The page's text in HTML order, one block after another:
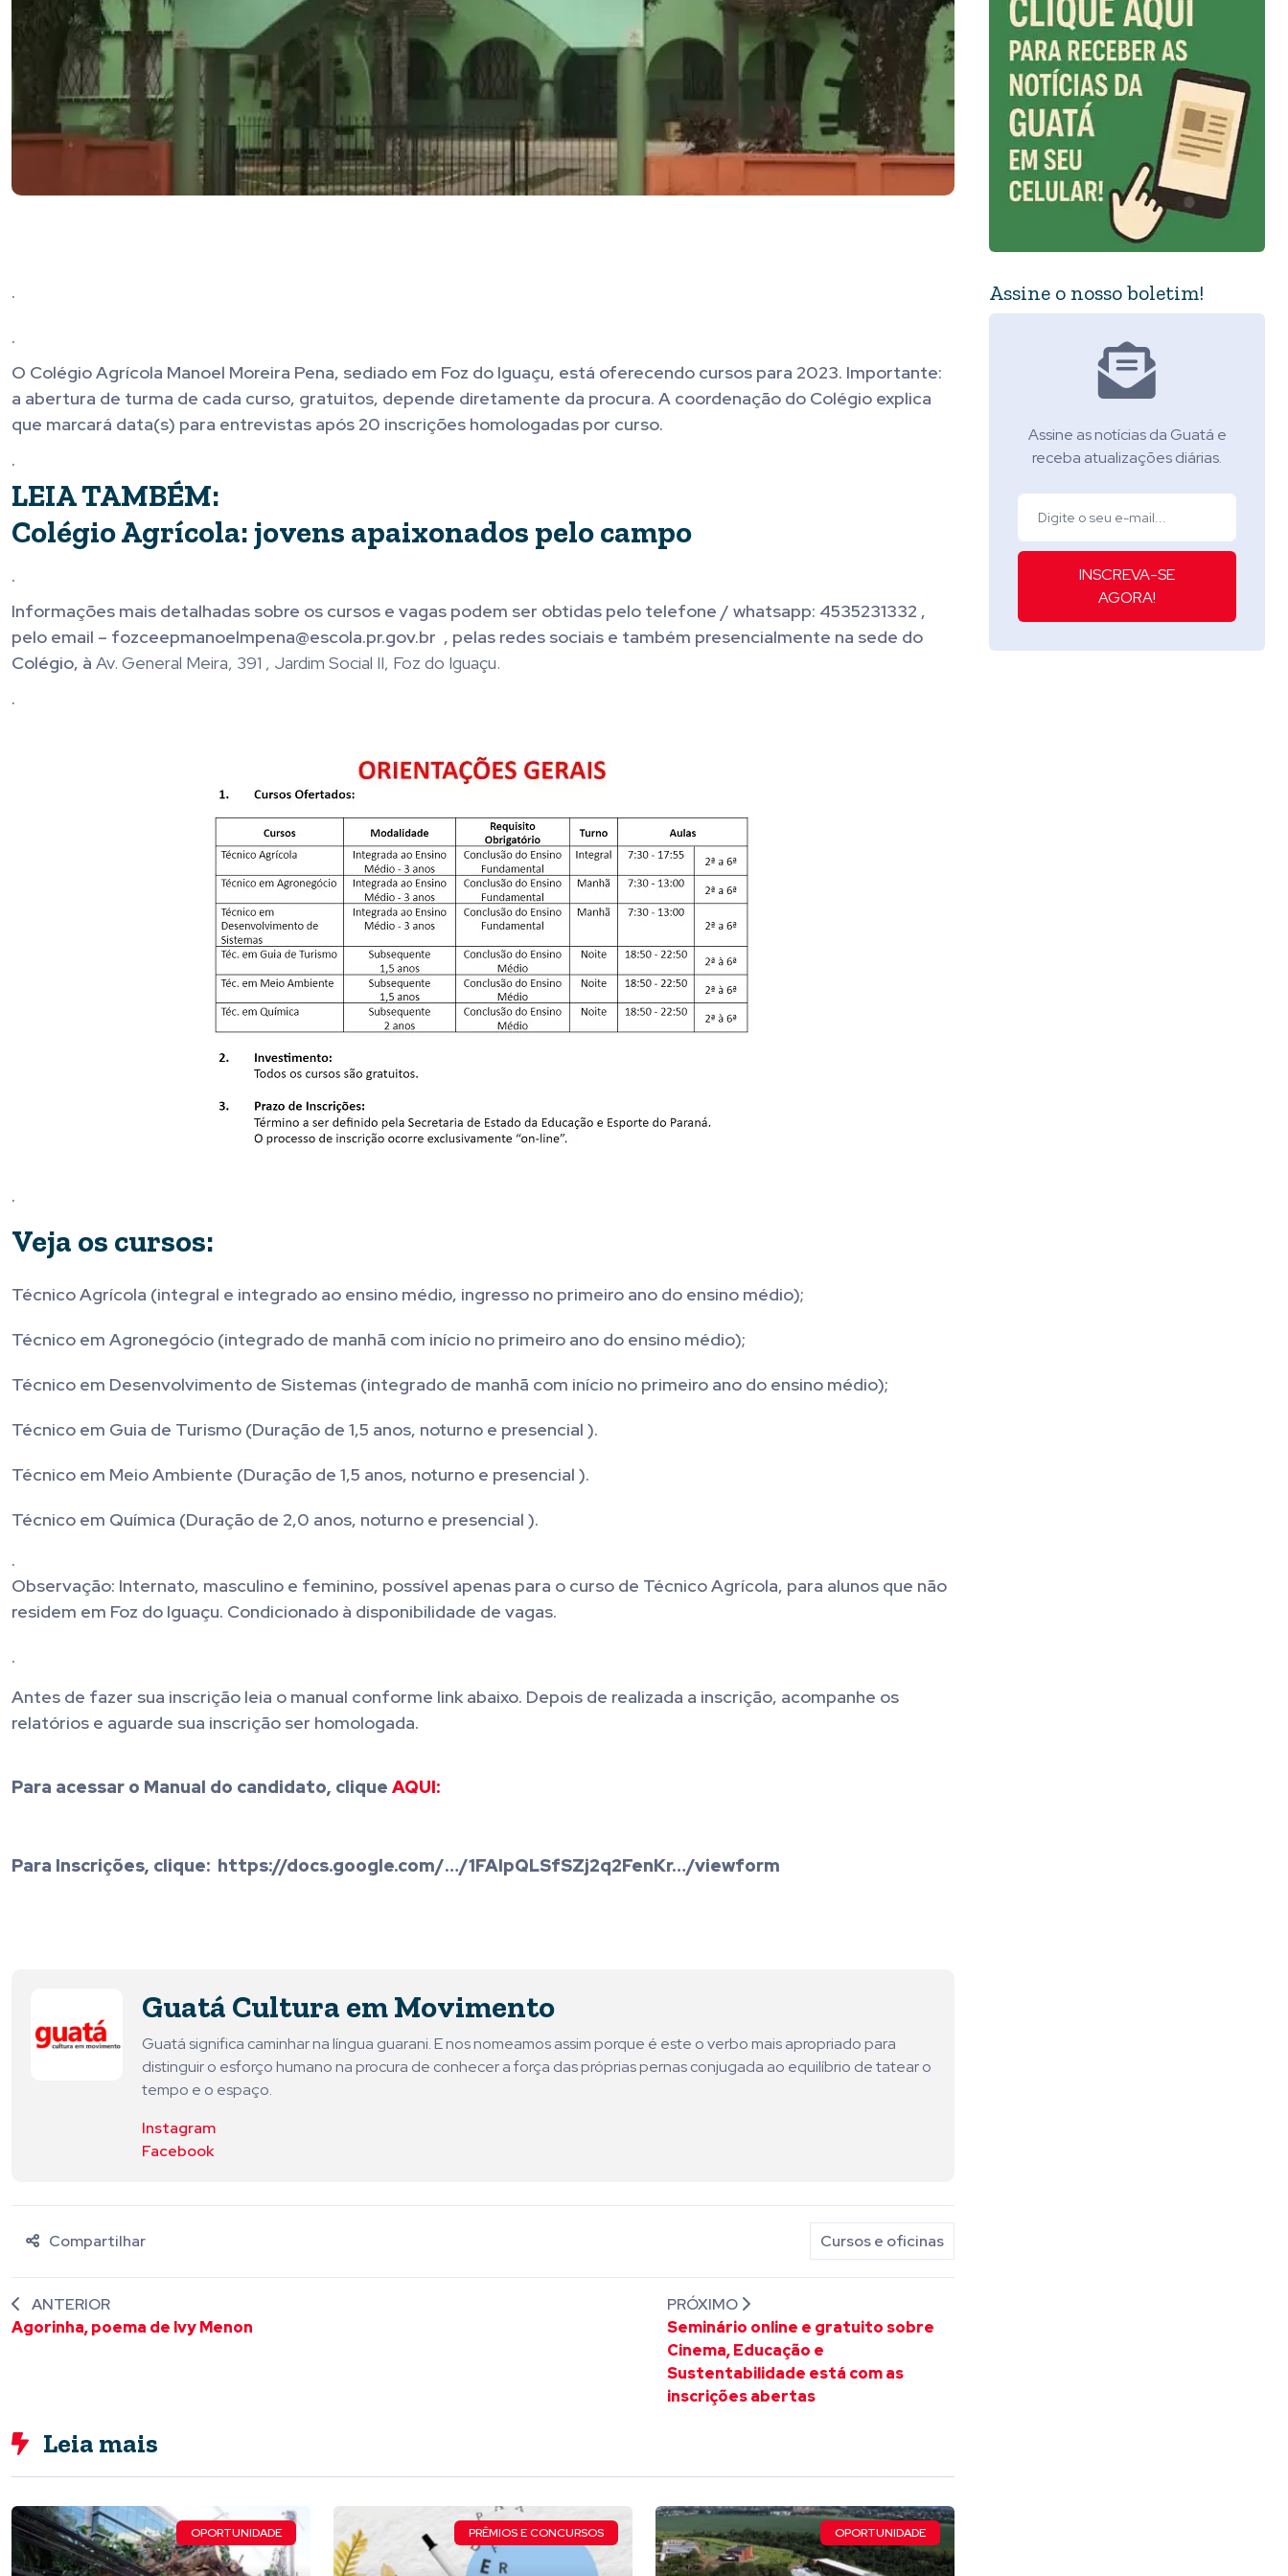
.
.
O Colégio Agrícola Manoel Moreira Pena, sediado em Foz do Iguaçu, está oferecendo cursos para 2023. Importante:
a abertura de turma de cada curso, gratuitos, depende diretamente da procura. A coordenação do Colégio explica
que marcará data(s) para entrevistas após 20 inscrições homologadas por curso.
.
LEIA TAMBÉM:
Colégio Agrícola: jovens apaixonados pelo campo
.
Informações mais detalhadas sobre os cursos e vagas podem ser obtidas pelo telefone / whatsapp: 4535231332 ,
pelo email – fozceepmanoelmpena@escola.pr.gov.br , pelas redes sociais e também presencialmente na sede do
Colégio, à Av. General Meira, 391 , Jardim Social II, Foz do Iguaçu.
.
.
Veja os cursos:
Técnico Agrícola (integral e integrado ao ensino médio, ingresso no primeiro ano do ensino médio);
Técnico em Agronegócio (integrado de manhã com início no primeiro ano do ensino médio);
Técnico em Desenvolvimento de Sistemas (integrado de manhã com início no primeiro ano do ensino médio);
Técnico em Guia de Turismo (Duração de 1,5 anos, noturno e presencial ).
Técnico em Meio Ambiente (Duração de 1,5 anos, noturno e presencial ).
Técnico em Química (Duração de 2,0 anos, noturno e presencial ).
.
Observação: Internato, masculino e feminino, possível apenas para o curso de Técnico Agrícola, para alunos que não
residem em Foz do Iguaçu. Condicionado à disponibilidade de vagas.
.
Antes de fazer sua inscrição leia o manual conforme link abaixo. Depois de realizada a inscrição, acompanhe os
relatórios e aguarde sua inscrição ser homologada.
Para acessar o Manual do candidato, clique AQUI:
Para Inscrições, clique: https://docs.google.com/…/1FAIpQLSfSZj2q2FenKr…/viewform
Guatá Cultura em Movimento
Guatá significa caminhar na língua guarani. E nos nomeamos assim porque é este o verbo mais apropriado para
distinguir o esforço humano na procura de conhecer a força das próprias pernas conjugada ao equilíbrio de tatear o
tempo e o espaço.
Instagram
Facebook
Compartilhar Cursos e oficinas
ANTERIOR
Agorinha, poema de Ivy Menon
PRÓXIMO
Seminário online e gratuito sobre
Cinema, Educação e
Sustentabilidade está com as
inscrições abertas
Leia mais
OPORTUNIDADE PRÊMIOS E CONCURSOS OPORTUNIDADE
Assine o nosso boletim!
Assine as notícias da Guatá e
receba atualizações diárias.
INSCREVA-SE
AGORA!